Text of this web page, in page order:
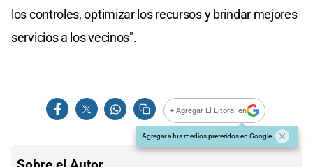
los controles, optimizar los recursos y brindar mejores
servicios a los vecinos".
+ Agregar El Litoral en
Agregar a tus medios preferidos en Google